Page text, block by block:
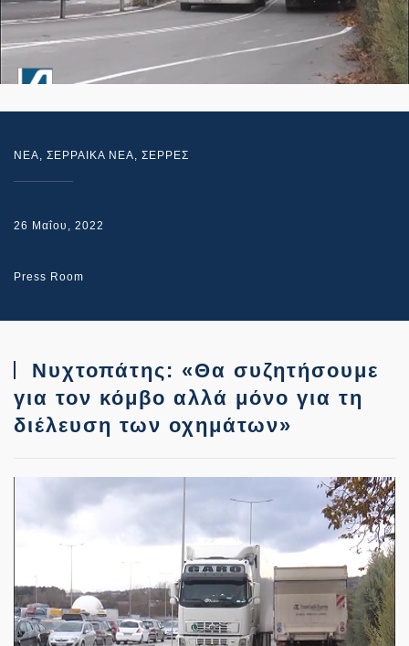
NEA, ΣΕΡΡΑΙΚΑ ΝΕΑ, ΣΕΡΡΕΣ
26 Μαΐου, 2022
Press Room
Νυχτοπάτης: «Θα συζητήσουμε
για τον κόμβο αλλά μόνο για τη
διέλευση των οχημάτων»